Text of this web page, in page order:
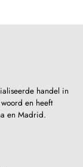
handel in
en heeft
en Madrid.